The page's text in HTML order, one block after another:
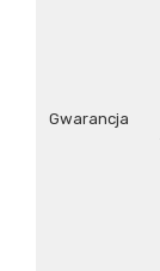
Gwarancja